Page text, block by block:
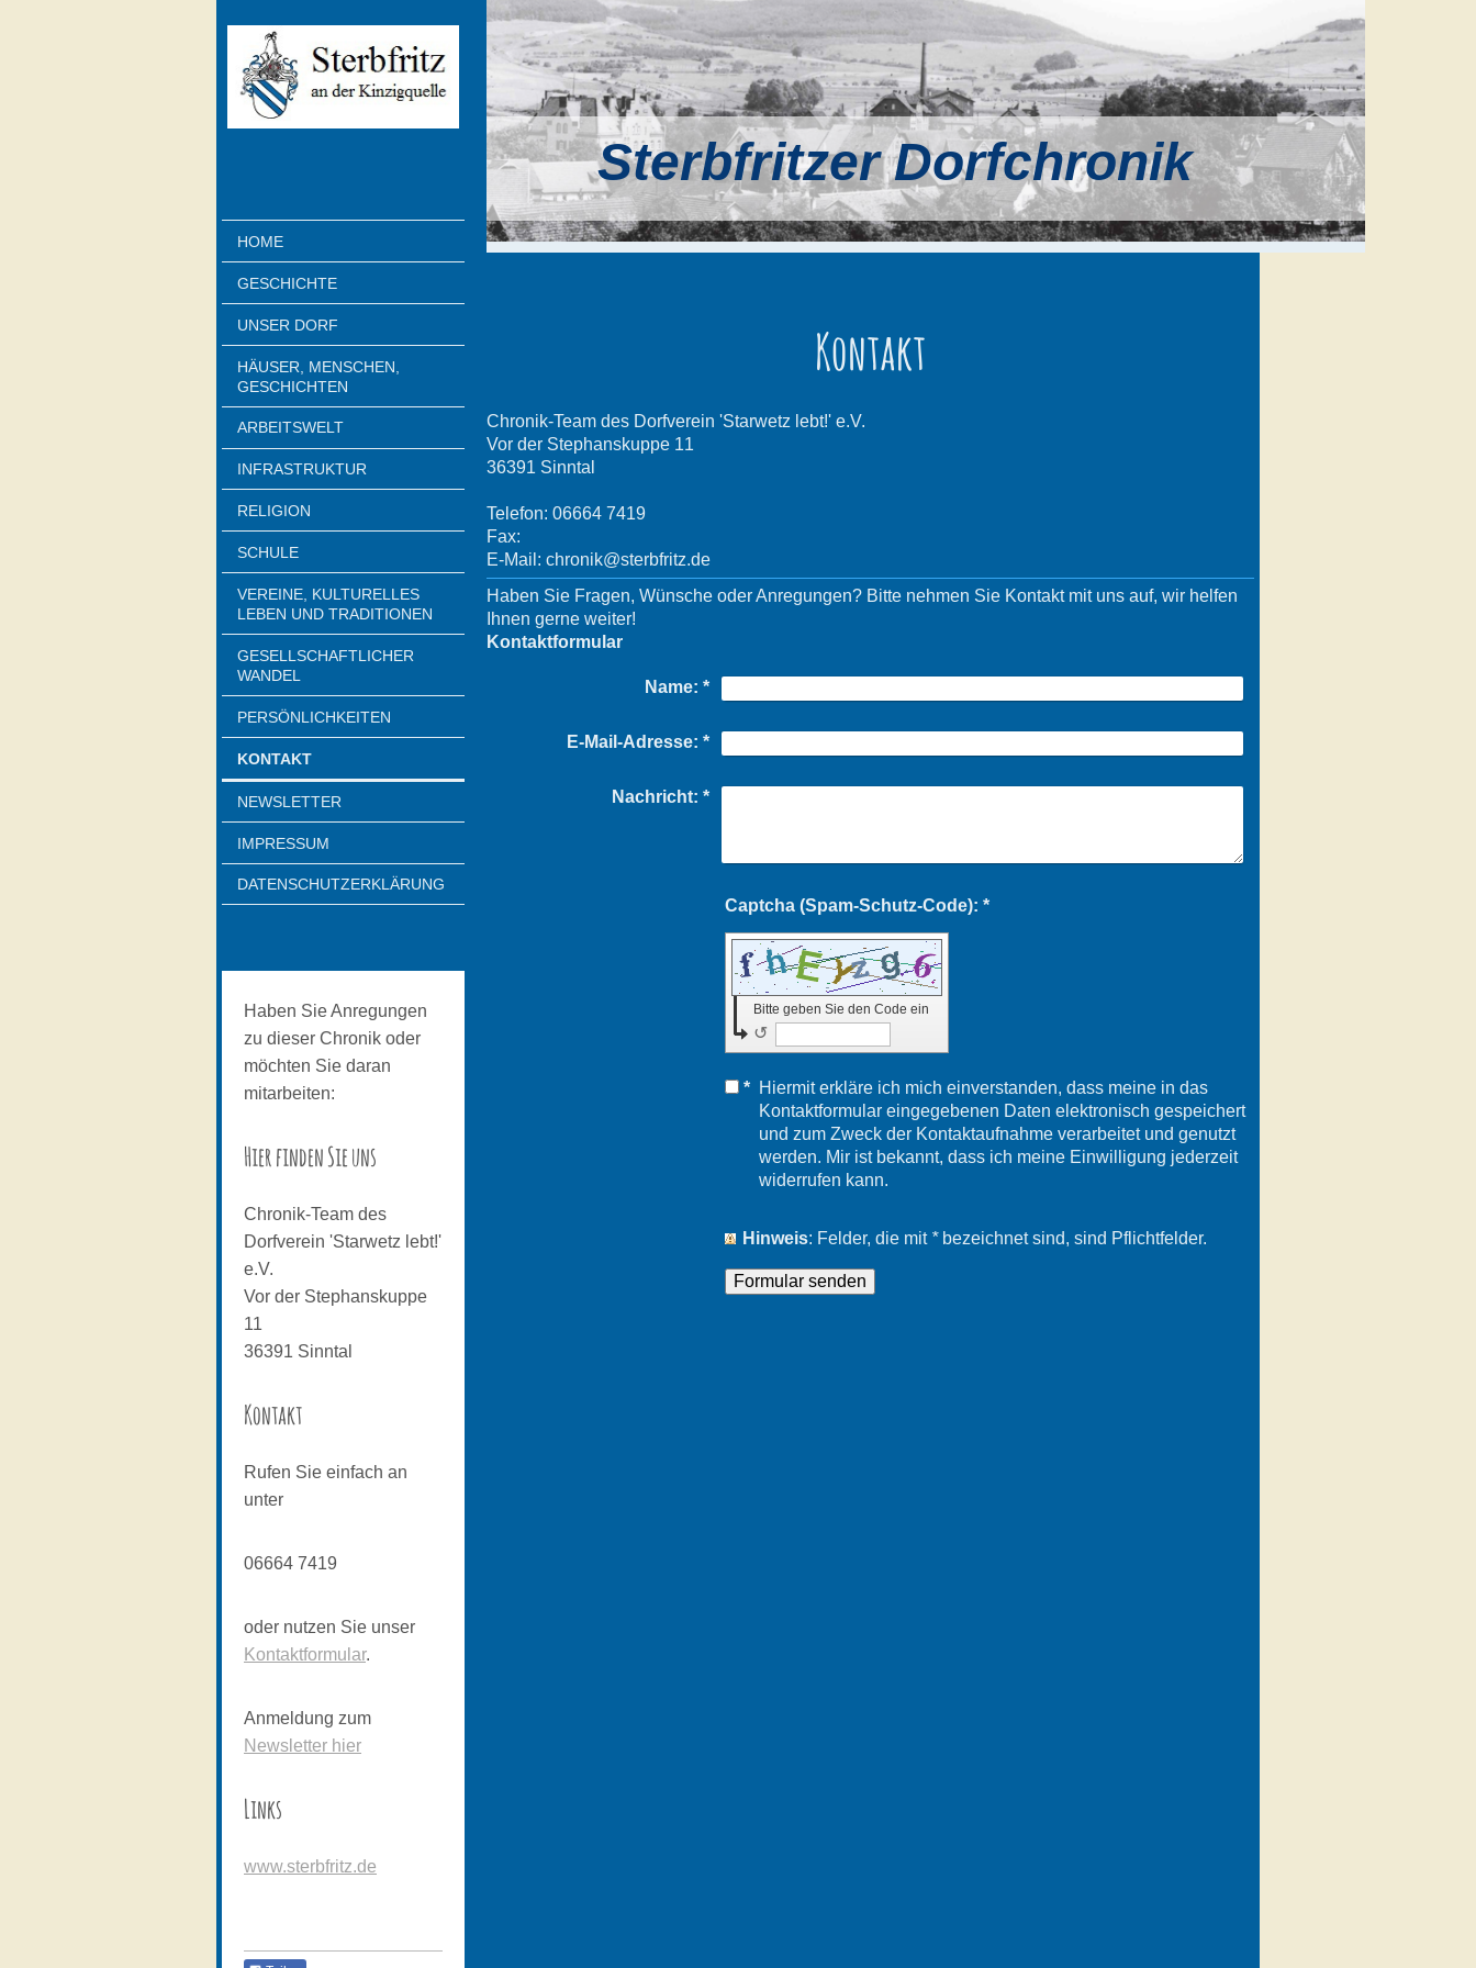
HOME
GESCHICHTE
UNSER DORF
HÄUSER, MENSCHEN,
GESCHICHTEN
ARBEITSWELT
INFRASTRUKTUR
RELIGION
SCHULE
VEREINE, KULTURELLES
LEBEN UND TRADITIONEN
GESELLSCHAFTLICHER
WANDEL
PERSÖNLICHKEITEN
KONTAKT
NEWSLETTER
IMPRESSUM
DATENSCHUTZERKLÄRUNG
Haben Sie Anregungen
zu dieser Chronik oder
möchten Sie daran
mitarbeiten:
Hier finden Sie uns
Chronik-Team des
Dorfverein 'Starwetz lebt!'
e.V.
Vor der Stephanskuppe
11
36391 Sinntal
Kontakt
Rufen Sie einfach an
unter
06664 7419
oder nutzen Sie unser
Kontaktformular.
Anmeldung zum
Newsletter hier
Links
www.sterbfritz.de
Sterbfritzer Dorfchronik
Kontakt
Chronik-Team des Dorfverein 'Starwetz lebt!' e.V.
Vor der Stephanskuppe 11
36391 Sinntal
Telefon: 06664 7419
Fax:
E-Mail: chronik@sterbfritz.de
Haben Sie Fragen, Wünsche oder Anregungen? Bitte nehmen Sie Kontakt mit uns auf, wir helfen
Ihnen gerne weiter!
Kontaktformular
Name: *
E-Mail-Adresse: *
Nachricht: *
Captcha (Spam-Schutz-Code): *
Bitte geben Sie den Code ein
↺
*
Hiermit erkläre ich mich einverstanden, dass meine in das
Kontaktformular eingegebenen Daten elektronisch gespeichert
und zum Zweck der Kontaktaufnahme verarbeitet und genutzt
werden. Mir ist bekannt, dass ich meine Einwilligung jederzeit
widerrufen kann.
Hinweis : Felder, die mit *bezeichnet sind, sind Pflichtfelder.